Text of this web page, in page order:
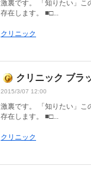
激裏です。 「知りたい」こ
存在します。 ■□...
クリニック
クリニック ブラ
2015/3/07 12:00
激裏です。 「知りたい」こ
存在します。 ■□...
クリニック